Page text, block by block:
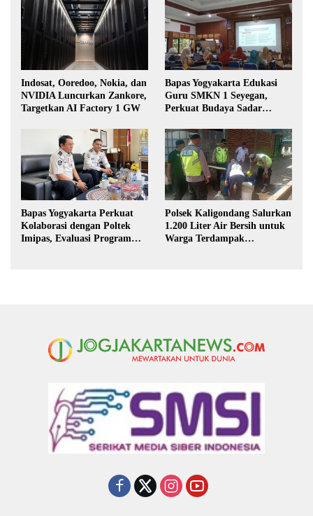
Indosat, Ooredoo, Nokia, dan
NVIDIA Luncurkan Zankore,
Targetkan AI Factory 1 GW
Bapas Yogyakarta Edukasi
Guru SMKN 1 Seyegan,
Perkuat Budaya Sadar
Bapas Yogyakarta Perkuat
Kolaborasi dengan Poltek
Imipas, Evaluasi Program
Polsek Kaligondang Salurkan
1.200 Liter Air Bersih untuk
Warga Terdampak